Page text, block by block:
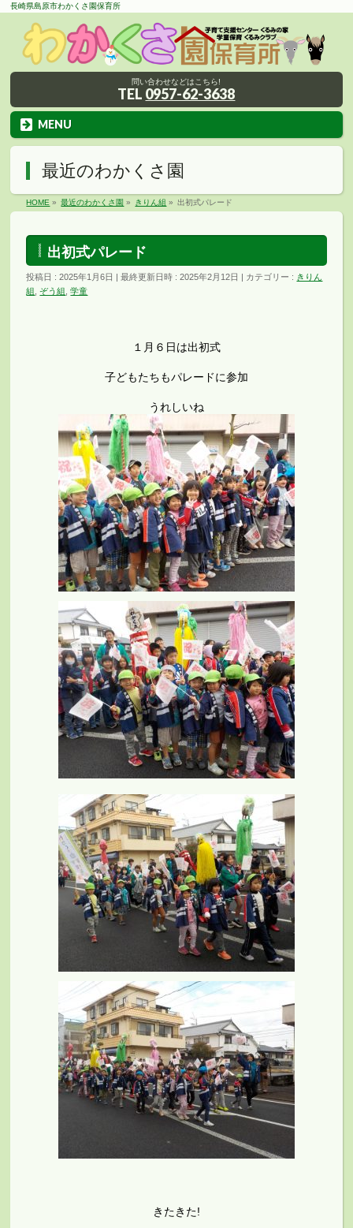
長崎県島原市わかくさ園保育所
問い合わせなどはこちら!
TEL 0957-62-3638
MENU
最近のわかくさ園
HOME » 最近のわかくさ園 » きりん組 » 出初式パレード
出初式パレード
投稿日 : 2025年1月6日 最終更新日時 : 2025年2月12日 カテゴリー : きりん
組 ,ぞう組 ,学童
１月６日は出初式
子どもたちもパレードに参加
うれしいね
きたきた!